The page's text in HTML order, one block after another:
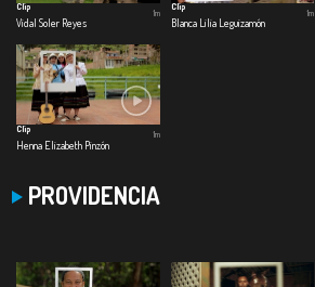
Clip
Vidal Soler Reyes
1m
Clip
Blanca Lilia Leguizamón
1m
Clip
Henna Elizabeth Pinzón
1m
PROVIDENCIA